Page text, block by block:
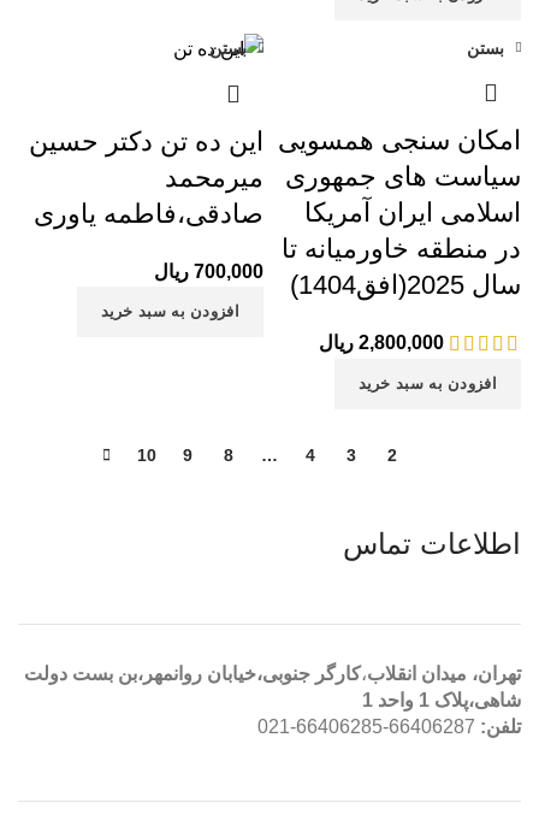
بستن
امکان سنجی همسویی
سیاست های جمهوری
اسلامی ایران آمریکا
در منطقه خاورمیانه تا
سال 2025(افق1404)
2,800,000 ریال
افزودن به سبد خرید
بستن
این ده تن دکتر حسین
میرمحمد
صادقی،فاطمه یاوری
700,000 ریال
افزودن به سبد خرید
2
3
4
…
8
9
10
اطلاعات تماس
تهران، ميدان انقلاب،کارگر جنوبی،خیابان روانمهر،بن بست دولت
شاهی،پلاک 1 واحد 1
تلفن: 66406287-66406285-021